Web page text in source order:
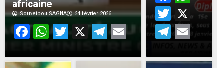
africaine
Souveibou SAGNA 24 février 2026
Facebook
WhatsApp
Twitter
X Telegram
Email
X